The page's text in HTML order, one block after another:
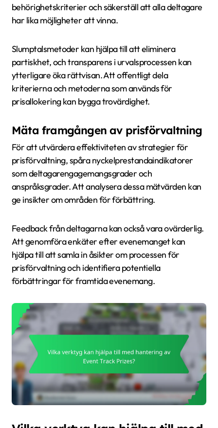
behörighetskriterier och säkerställ att alla deltagare
har lika möjligheter att vinna.
Slumptalsmetoder kan hjälpa till att eliminera
partiskhet, och transparens i urvalsprocessen kan
ytterligare öka rättvisan. Att offentligt dela
kriterierna och metoderna som används för
prisallokering kan bygga trovärdighet.
Mäta framgången av prisförvaltning
För att utvärdera effektiviteten av strategier för
prisförvaltning, spåra nyckelprestandaindikatorer
som deltagarengagemangsgrader och
anspråksgrader. Att analysera dessa mätvärden kan
ge insikter om områden för förbättring.
Feedback från deltagarna kan också vara ovärderlig.
Att genomföra enkäter efter evenemanget kan
hjälpa till att samla in åsikter om processen för
prisförvaltning och identifiera potentiella
förbättringar för framtida evenemang.